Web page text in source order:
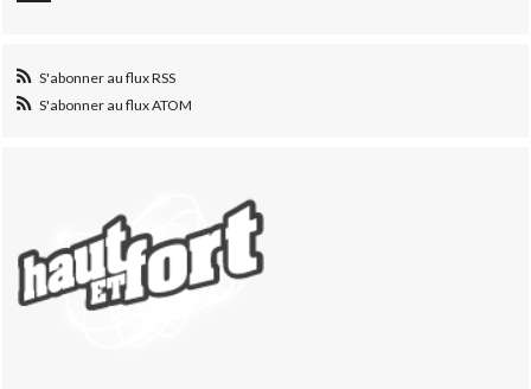
S'abonner au flux RSS
S'abonner au flux ATOM